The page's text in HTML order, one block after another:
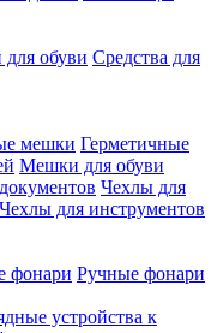
обуви Средства для
мешки Герметичные
Мешки для обуви
Чехлы для
Чехлы для инструментов
фонари Ручные фонари
устройства к